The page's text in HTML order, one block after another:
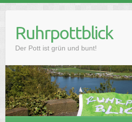
contentRuhrpottblick
Der Pott ist grün und bunt!